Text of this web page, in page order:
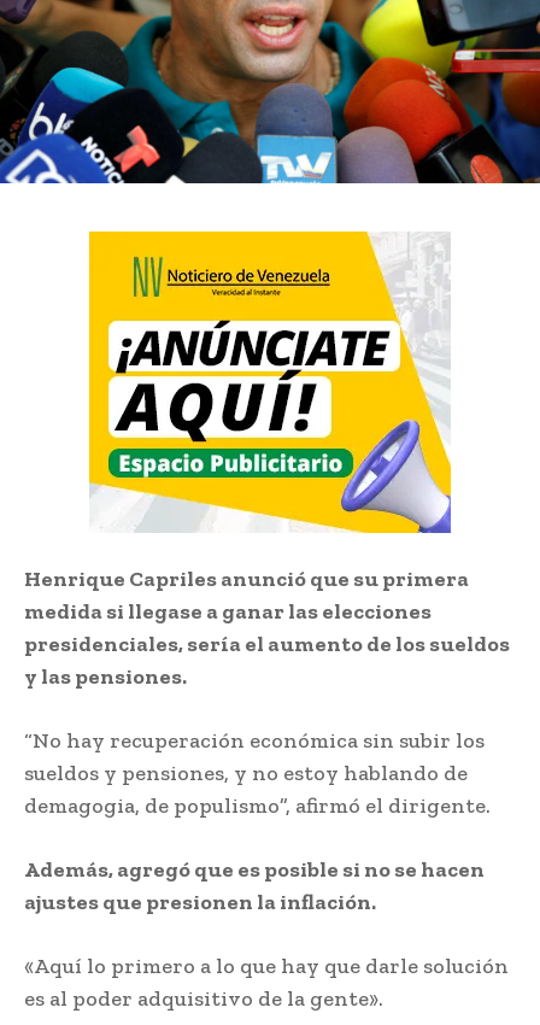
Henrique Capriles anunció que su primera
medida si llegase a ganar las elecciones
presidenciales, sería el aumento de los sueldos
y las pensiones.
“No hay recuperación económica sin subir los
sueldos y pensiones, y no estoy hablando de
demagogia, de populismo”, afirmó el dirigente.
Además, agregó que es posible si no se hacen
ajustes que presionen la inflación.
«Aquí lo primero a lo que hay que darle solución
es al poder adquisitivo de la gente».